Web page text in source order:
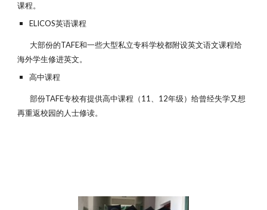
课程。
ELICOS英语课程
大部份的TAFE和一些大型私立专科学校都附设英文语文课程给
海外学生修进英文。
高中课程
部份TAFE专校有提供高中课程（11、12年级）给曾经失学又想
再重返校园的人士修读。